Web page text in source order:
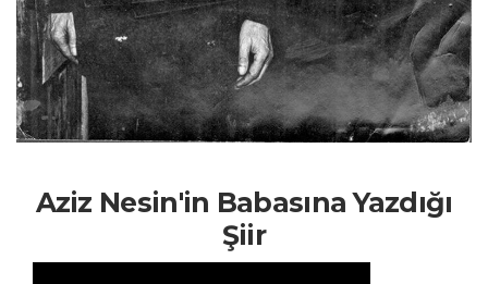
Aziz Nesin'in Babasına Yazdığı
Şiir